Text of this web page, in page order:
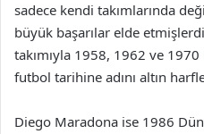
sadece kendi takımlarında
büyük başarılar elde
takımıyla 1958, 1962 ve 1970
futbol tarihine adını altın
Diego Maradona ise 1986